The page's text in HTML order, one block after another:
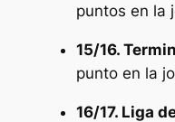
puntos en la
15/16.
punto en la
16/17. Liga